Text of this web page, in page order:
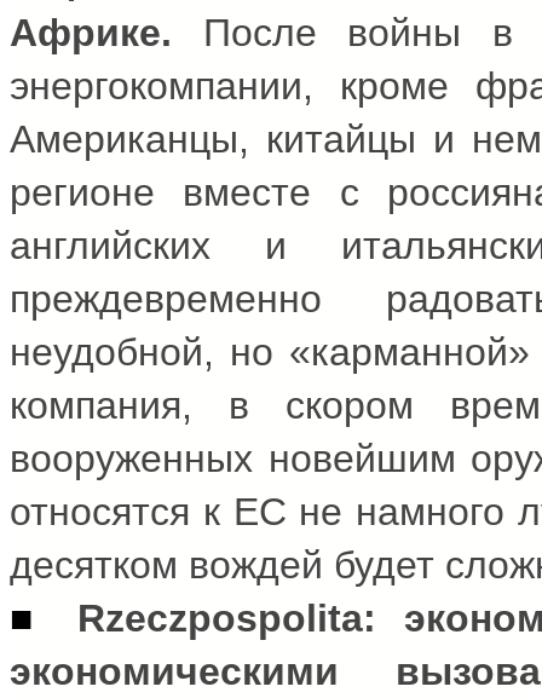
Африке. После войны в
энергокомпании, кроме
Американцы, китайцы и
регионе вместе с
английских и
преждевременно
неудобной, но
компания, в скором
вооруженных новейшим
относятся к ЕС не намного
десятком вождей будет
■ Rzeczpospolita:
экономическими